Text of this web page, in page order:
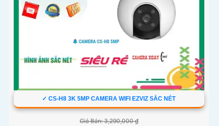
✓ CS-H8 3K 5MP CAMERA WIFI EZVIZ SẮC NÉT
Giá Bán: 3,290,000 ₫